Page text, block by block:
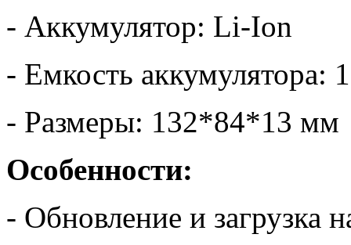
- Аккумулятор: Li-Ion
- Емкость аккумулятора:
- Размеры: 132*84*13 мм
Особенности:
- Обновление и загрузка